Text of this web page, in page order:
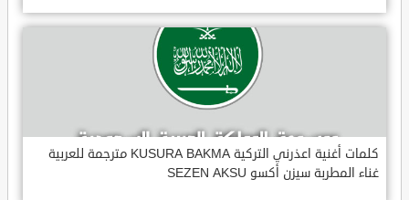
كلمات أغنية اعذرني التركية KUSURA BAKMA مترجمة للعربية
غناء المطربة سيزن أكسو SEZEN AKSU